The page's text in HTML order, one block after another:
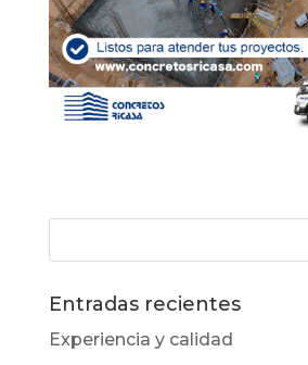
Entradas recientes
Experiencia y calidad